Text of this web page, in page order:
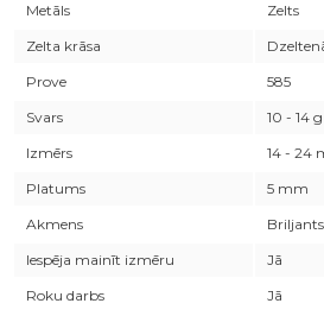
Metāls
Zelts
Zelta krāsa
Prove
585
Svars
10 - 14 g
Izmērs
14 - 24
Platums
5 mm
Akmens
Briljants
Iespēja mainīt izmēru
Jā
Roku darbs
Jā